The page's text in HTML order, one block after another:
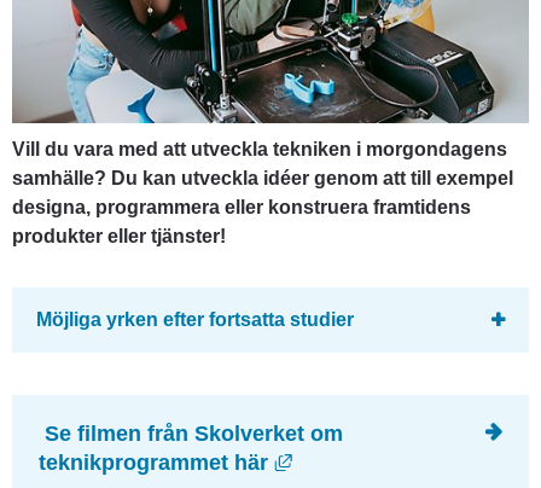
Vill du vara med att utveckla tekniken i morgondagens
samhälle? Du kan utveckla idéer genom att till exempel
designa, programmera eller konstruera framtidens
produkter eller tjänster!
Möjliga yrken efter fortsatta studier
Se filmen från Skolverket om
teknikprogrammet här
Länk till annan